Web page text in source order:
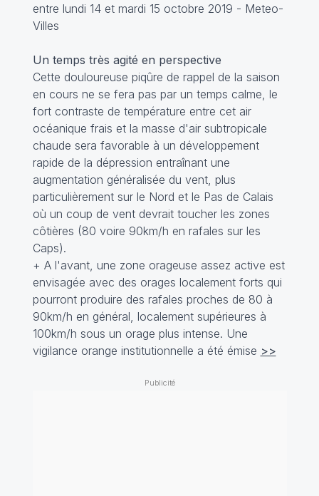
entre lundi 14 et mardi 15 octobre 2019 - Meteo-
Villes
Un temps très agité en perspective
Cette douloureuse piqûre de rappel de la saison
en cours ne se fera pas par un temps calme, le
fort contraste de température entre cet air
océanique frais et la masse d'air subtropicale
chaude sera favorable à un développement
rapide de la dépression entraînant une
augmentation généralisée du vent, plus
particulièrement sur le Nord et le Pas de Calais
où un coup de vent devrait toucher les zones
côtières (80 voire 90km/h en rafales sur les
Caps).
+ A l'avant, une zone orageuse assez active est
envisagée avec des orages localement forts qui
pourront produire des rafales proches de 80 à
90km/h en général, localement supérieures à
100km/h sous un orage plus intense. Une
vigilance orange institutionnelle a été émise >>